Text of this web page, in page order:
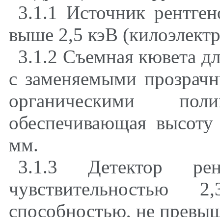
3.1.1 Источник
выше 2,5 кэВ
3.1.2 Съемная кювета
с заменяемыми
органическими
обеспечивающая
мм.
3.1.3 Детектор
способностью, не